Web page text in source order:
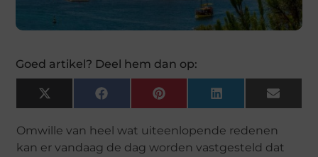
Goed artikel? Deel hem dan op:
X
(Twitter)
FacebookPinterest LinkedIn Email
Omwille van heel wat uiteenlopende redenen
kan er vandaag de dag worden vastgesteld dat